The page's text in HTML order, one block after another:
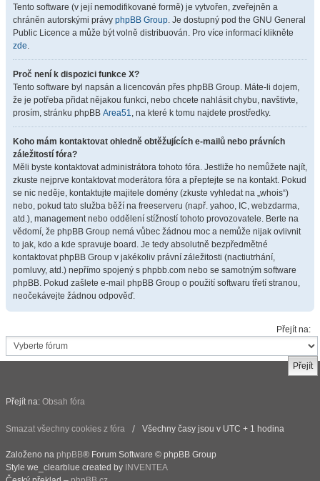
Tento software (v její nemodifikované formě) je vytvořen, zveřejněn a
chráněn autorskými právy phpBB Group. Je dostupný pod the GNU General
Public Licence a může být volně distribuován. Pro více informací klikněte
zde.
Proč není k dispozici funkce X?
Tento software byl napsán a licencován přes phpBB Group. Máte-li dojem,
že je potřeba přidat nějakou funkci, nebo chcete nahlásit chybu, navštivte,
prosím, stránku phpBB Area51, na které k tomu najdete prostředky.
Koho mám kontaktovat ohledně obtěžujících e-mailů nebo právních
záležitostí fóra?
Měli byste kontaktovat administrátora tohoto fóra. Jestliže ho nemůžete najít,
zkuste nejprve kontaktovat moderátora fóra a přeptejte se na kontakt. Pokud
se nic neděje, kontaktujte majitele domény (zkuste vyhledat na „whois“)
nebo, pokud tato služba běží na freeserveru (např. yahoo, IC, webzdarma,
atd.), management nebo oddělení stížností tohoto provozovatele. Berte na
vědomí, že phpBB Group nemá vůbec žádnou moc a nemůže nijak ovlivnit
to jak, kdo a kde spravuje board. Je tedy absolutně bezpředmětné
kontaktovat phpBB Group v jakékoliv právní záležitosti (nactiutrhání,
pomluvy, atd.) nepřímo spojený s phpbb.com nebo se samotným software
phpBB. Pokud zašlete e-mail phpBB Group o použití softwaru třetí stranou,
neočekávejte žádnou odpověď.
Přejít na:
Přejít na: Obsah fóra
Smazat všechny cookies z fóra Všechny časy jsou v UTC + 1 hodina
Založeno na phpBB® Forum Software © phpBB Group
Style we_clearblue created by INVENTEA